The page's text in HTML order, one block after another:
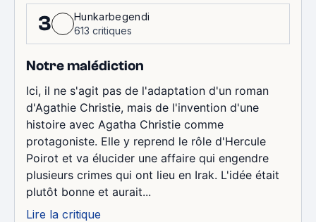
3
Hunkarbegendi
613 critiques
Notre malédiction
Ici, il ne s'agit pas de l'adaptation d'un roman
d'Agathie Christie, mais de l'invention d'une
histoire avec Agatha Christie comme
protagoniste. Elle y reprend le rôle d'Hercule
Poirot et va élucider une affaire qui engendre
plusieurs crimes qui ont lieu en Irak. L'idée était
plutôt bonne et aurait...
Lire la critique